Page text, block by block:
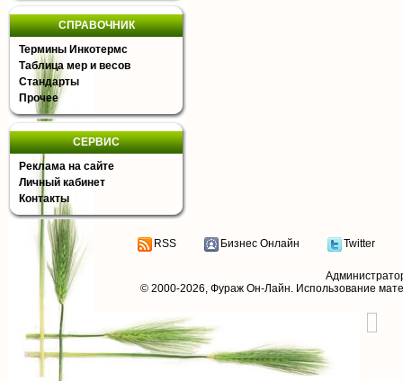
СПРАВОЧНИК
Термины Инкотермс
Таблица мер и весов
Стандарты
Прочее
СЕРВИС
Реклама на сайте
Личный кабинет
Контакты
RSS Бизнес Онлайн Twitter
© 2000-2026, Фураж Он-Лайн. Использование